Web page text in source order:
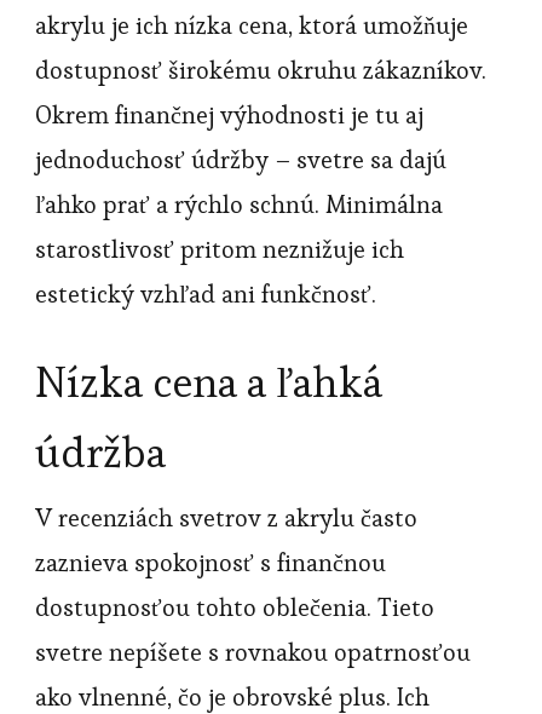
akrylu je ich nízka cena, ktorá umožňuje
dostupnosť širokému okruhu zákazníkov.
Okrem finančnej výhodnosti je tu aj
jednoduchosť údržby – svetre sa dajú
ľahko prať a rýchlo schnú. Minimálna
starostlivosť pritom neznižuje ich
estetický vzhľad ani funkčnosť.
Nízka cena a ľahká
údržba
V recenziách svetrov z akrylu často
zaznieva spokojnosť s finančnou
dostupnosťou tohto oblečenia. Tieto
svetre nepíšete s rovnakou opatrnosťou
ako vlnenné, čo je obrovské plus. Ich